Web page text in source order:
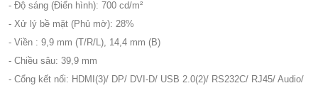
- Độ sáng (Điển hình): 700 cd/m²
- Xử lý bề mặt (Phủ mờ): 28%
- Viền : 9,9 mm (T/R/L), 14,4 mm (B)
- Chiều sâu: 39,9 mm
- Cổng kết nối: HDMI(3)/ DP/ DVI-D/ USB 2.0(2)/ RS232C/ RJ45/ Audio/